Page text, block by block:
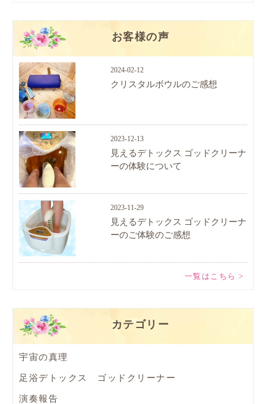
お客様の声
2024-02-12
クリスタルボウルのご感想
2023-12-13
見えるデトックス ゴッドクリーナ
ーの体験について
2023-11-29
見えるデトックス ゴッドクリーナ
ーのご体験のご感想
一覧はこちら >
カテゴリー
宇宙の真理
足浴デトックス ゴッドクリーナー
演奏報告